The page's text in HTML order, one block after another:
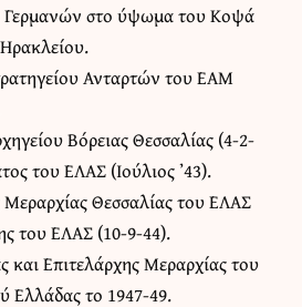
Γερμανών στο ύψωμα του Κοψά
Ανταρτών του ΕΑΜ
Βόρειας Θεσσαλίας (4-2-
του ΕΛΑΣ (Ιούλιος ʼ43).
Θεσσαλίας του ΕΛΑΣ
του ΕΛΑΣ (10-9-44).
και Επιτελάρχης Μεραρχίας του
Ελλάδας το 1947-49.